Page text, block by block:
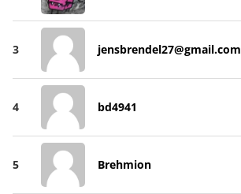
3 jensbrendel27@gmail.com
4 bd4941
5 Brehmion